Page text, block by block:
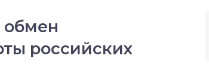
обмен
российских